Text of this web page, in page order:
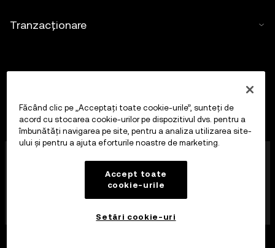
Tranzacționare
comercială OKX, este în prezent o platformă de
tranzacționare a activelor cripto autorizată ca
Furnizor de servicii de active cripto de către MFSA, în
conformitate cu articolul 28 din Legea privind piețele
de active cripto (capitolul 647 din legislația malteză).
Făcând clic pe „Acceptați toate cookie-urile”, sunteți de
acord cu stocarea cookie-urilor pe dispozitivul dvs. pentru a
îmbunătăți navigarea pe site, pentru a analiza utilizarea site-
ului și pentru a ajuta eforturile noastre de marketing.
Accept toate
cookie-urile
Setări cookie-uri